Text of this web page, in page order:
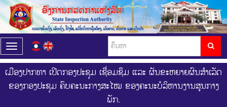
T
o
g
g
l
ເມືອງປາກທາ ເປີດກອງປະຊຸມ ເຊື່ອມຊຶມ ແລະ ຜັນຂະຫຍາຍຜົນສໍາເລັດ
ຂອງກອງປະຊຸມ ຄົບຄະນະກາງສະໄໝ ຂອງຄະນະບໍລິຫານງານສູນກາງ
ພັກ.